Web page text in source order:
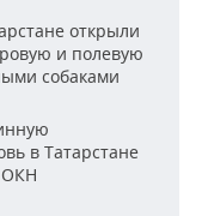
открыли
и полевую
собаками
в Татарстане
ОКН